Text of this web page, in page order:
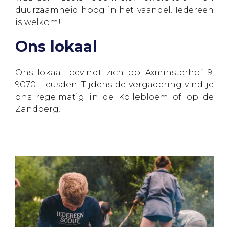
duurzaamheid hoog in het vaandel. Iedereen
is welkom!
Ons lokaal
Ons lokaal bevindt zich op Axminsterhof 9,
9070 Heusden. Tijdens de vergadering vind je
ons regelmatig in de Kollebloem of op de
Zandberg!